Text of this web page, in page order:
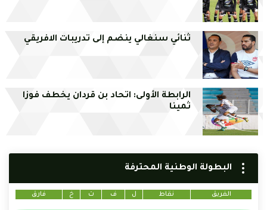
ثنائي سنغالي ينضم إلى تدريبات الافريقي
الرابطة الأولى: اتحاد بن قردان يخطف فوزا
ثمينا
البطولة الوطنية المحترفة
الفريق نقاط ل ف ت خ فارق